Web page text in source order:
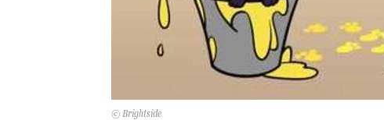
© Brightside